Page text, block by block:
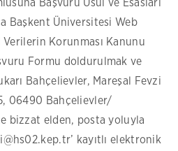
Başvuru Usul ve Esasları
Başkent Üniversitesi Web
Korunması Kanunu
Formu doldurulmak ve
Bahçelievler, Mareşal Fevzi
06490 Bahçelievler/
bizzat elden, posta yoluyla
kayıtlı elektronik